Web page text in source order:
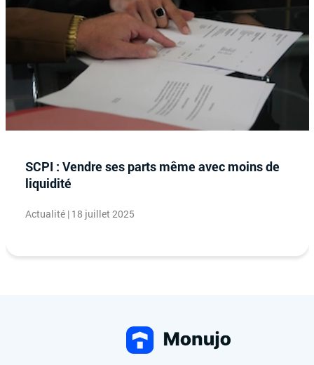
SCPI : Vendre ses parts même avec moins de
liquidité
Actualité | 18 juillet 2025